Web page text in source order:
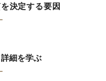
決定する要因
細を学ぶ